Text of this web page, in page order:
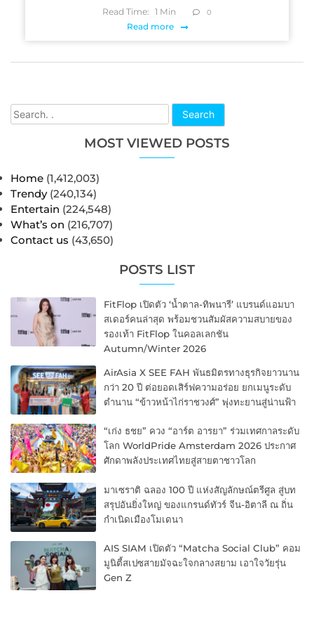
Search
MOST VIEWED POSTS
Home (1,412,003)
Trendy (240,134)
Entertain (224,548)
What’s on (216,707)
Contact us (43,650)
POSTS LIST
FitFlop เปิดตัว ‘น้ำตาล-ทิพนารี’ แบรนด์แอมบา
สเดอร์คนล่าสุด พร้อมชวนสัมผัสความสบายของ
รองเท้า FitFlop ในคอลเลกชัน
Autumn/Winter 2026
AirAsia X SEE FAH พันธมิตรทางธุรกิจยาวนาน
กว่า 20 ปี ต่อยอดเสิร์ฟความอร่อย ยกเมนูระดับ
ตำนาน “ข้าวหน้าไก่ราชวงศ์” พุ่งทะยานสู่น่านฟ้า
“เก่ง ธชย” ควง “อาร์ต อารยา” ร่วมเทศกาลระดับ
โลก WorldPride Amsterdam 2026 ประกาศ
ศักดาพลังประเทศไทยสู่สายตาชาวโลก
มาเซราติ ฉลอง 100 ปี แห่งสัญลักษณ์ตรีศูล สู่บท
สรุปอันยิ่งใหญ่ ของแกรนด์ทัวร์ จีน-อิตาลี ณ ถิ่น
กำเนิดเมืองโมเดนา
AIS SIAM เปิดตัว “Matcha Social Club” คอม
มูนิตี้สเปซสายมัจฉะใจกลางสยาม เอาใจวัยรุ่น
Gen Z
Read Time: 1 Min 0
Read more